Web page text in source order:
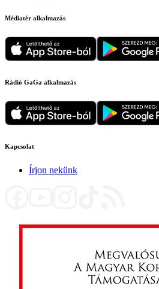
Médiatér alkalmazás
Rádió GaGa alkalmazás
Kapcsolat
Írjon nekünk